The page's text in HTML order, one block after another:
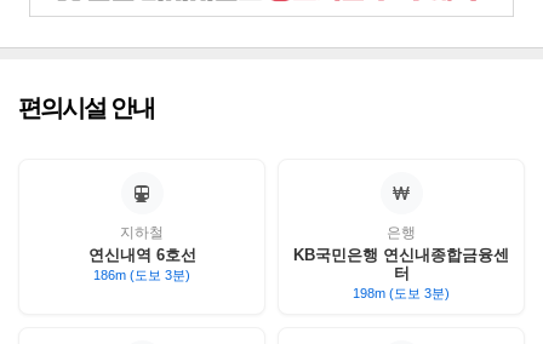
편의시설 안내
지하철
연신내역 6호선
186m (도보 3분)
은행
KB국민은행 연신내종합금융센
터
198m (도보 3분)